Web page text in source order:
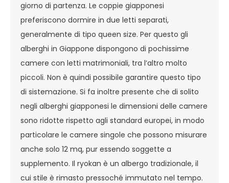
giorno di partenza. Le coppie giapponesi
preferiscono dormire in due letti separati,
generalmente di tipo queen size. Per questo gli
alberghi in Giappone dispongono di pochissime
camere con letti matrimoniali, tra l’altro molto
piccoli. Non è quindi possibile garantire questo tipo
di sistemazione. Si fa inoltre presente che di solito
negli alberghi giapponesi le dimensioni delle camere
sono ridotte rispetto agli standard europei, in modo
particolare le camere singole che possono misurare
anche solo 12 mq, pur essendo soggette a
supplemento. Il ryokan è un albergo tradizionale, il
cui stile è rimasto pressoché immutato nel tempo.